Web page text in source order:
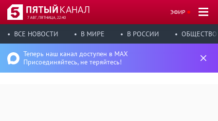
7 АВГ, ПЯТНИЦА, 22:40
ЭФИР
ВСЕ НОВОСТИ В МИРЕ В РОССИИ ОБЩЕСТВО
Теперь наш канал доступен в MAX
Присоединяйтесь, не теряйтесь!